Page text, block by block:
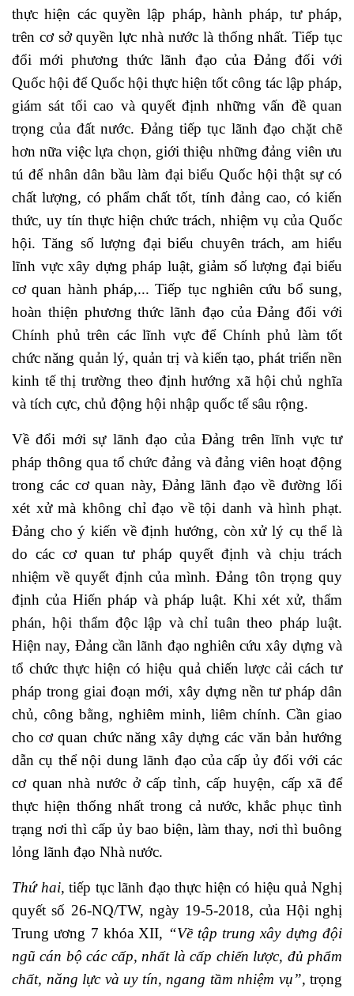
thực hiện các quyền lập pháp, hành pháp, tư pháp,
trên cơ sở quyền lực nhà nước là thống nhất. Tiếp tục
đổi mới phương thức lãnh đạo của Đảng đối với
Quốc hội để Quốc hội thực hiện tốt công tác lập pháp,
giám sát tối cao và quyết định những vấn đề quan
trọng của đất nước. Đảng tiếp tục lãnh đạo chặt chẽ
hơn nữa việc lựa chọn, giới thiệu những đảng viên ưu
tú để nhân dân bầu làm đại biểu Quốc hội thật sự có
chất lượng, có phẩm chất tốt, tính đảng cao, có kiến
thức, uy tín thực hiện chức trách, nhiệm vụ của Quốc
hội. Tăng số lượng đại biểu chuyên trách, am hiểu
lĩnh vực xây dựng pháp luật, giảm số lượng đại biểu
cơ quan hành pháp,... Tiếp tục nghiên cứu bổ sung,
hoàn thiện phương thức lãnh đạo của Đảng đối với
Chính phủ trên các lĩnh vực để Chính phủ làm tốt
chức năng quản lý, quản trị và kiến tạo, phát triển nền
kinh tế thị trường theo định hướng xã hội chủ nghĩa
và tích cực, chủ động hội nhập quốc tế sâu rộng.
Về đổi mới sự lãnh đạo của Đảng trên lĩnh vực tư
pháp thông qua tổ chức đảng và đảng viên hoạt động
trong các cơ quan này, Đảng lãnh đạo về đường lối
xét xử mà không chỉ đạo về tội danh và hình phạt.
Đảng cho ý kiến về định hướng, còn xử lý cụ thể là
do các cơ quan tư pháp quyết định và chịu trách
nhiệm về quyết định của mình. Đảng tôn trọng quy
định của Hiến pháp và pháp luật. Khi xét xử, thẩm
phán, hội thẩm độc lập và chỉ tuân theo pháp luật.
Hiện nay, Đảng cần lãnh đạo nghiên cứu xây dựng và
tổ chức thực hiện có hiệu quả chiến lược cải cách tư
pháp trong giai đoạn mới, xây dựng nền tư pháp dân
chủ, công bằng, nghiêm minh, liêm chính. Cần giao
cho cơ quan chức năng xây dựng các văn bản hướng
dẫn cụ thể nội dung lãnh đạo của cấp ủy đối với các
cơ quan nhà nước ở cấp tỉnh, cấp huyện, cấp xã để
thực hiện thống nhất trong cả nước, khắc phục tình
trạng nơi thì cấp ủy bao biện, làm thay, nơi thì buông
lỏng lãnh đạo Nhà nước.
Thứ hai, tiếp tục lãnh đạo thực hiện có hiệu quả Nghị
quyết số 26-NQ/TW, ngày 19-5-2018, của Hội nghị
Trung ương 7 khóa XII, “Về tập trung xây dựng đội
ngũ cán bộ các cấp, nhất là cấp chiến lược, đủ phẩm
chất, năng lực và uy tín, ngang tầm nhiệm vụ”, trọng